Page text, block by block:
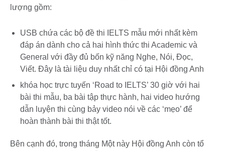
lượng gồm:
USB chứa các bộ đề thi IELTS mẫu mới nhất kèm
đáp án dành cho cả hai hình thức thi Academic và
General với đầy đủ bốn kỹ năng Nghe, Nói, Đọc,
Viết. Đây là tài liệu duy nhất chỉ có tại Hội đồng Anh
khóa học trực tuyến ‘Road to IELTS’ 30 giờ với hai
bài thi mẫu, ba bài tập thực hành, hai video hướng
dẫn luyện thi cùng bảy video nói về các ‘mẹo’ để
hoàn thành bài thi thật tốt.
Bên cạnh đó, trong tháng Một này Hội đồng Anh còn tổ